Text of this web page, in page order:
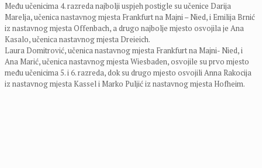
Među učenicima 4. razreda najbolji uspjeh postigle su učenice Darija
Marelja, učenica nastavnog mjesta Frankfurt na Majni – Nied, i Emilija Brnić
iz nastavnog mjesta Offenbach, a drugo najbolje mjesto osvojila je Ana
Kasalo, učenica nastavnog mjesta Dreieich.
Laura Domitrović, učenica nastavnog mjesta Frankfurt na Majni- Nied, i
Ana Marić, učenica nastavnog mjesta Wiesbaden, osvojile su prvo mjesto
među učenicima 5. i 6. razreda, dok su drugo mjesto osvojili Anna Rakocija
iz nastavnog mjesta Kassel i Marko Puljić iz nastavnog mjesta Hofheim.